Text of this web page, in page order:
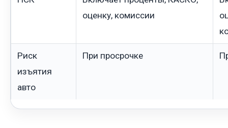
оценку, комиссии
Риск
изъятия
авто
При просрочке